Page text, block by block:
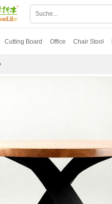
Cutting Board Office Chair Stool